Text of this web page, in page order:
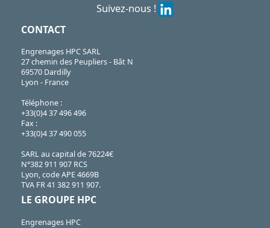
Suivez-nous !
CONTACT
Engrenages HPC SARL
27 chemin des Peupliers - Bât N
69570 Dardilly
Lyon - France
Téléphone :
+33(0)4 37 496 496
Fax :
+33(0)4 37 490 055
SARL au capital de 76224€
N°382 911 907 RCS
Lyon, code APE 4669B
TVA FR 41 382 911 907.
LE GROUPE HPC
Engrenages HPC